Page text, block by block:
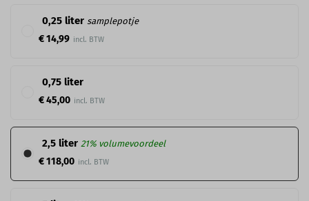
0,25 liter samplepotje
€ 14,99
0,75 liter
€ 45,00
2,5 liter 21% volumevoordeel
€ 118,00